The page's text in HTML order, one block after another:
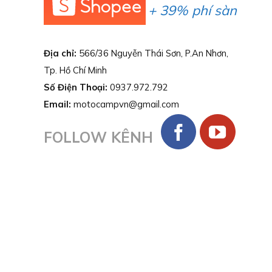
+ 39% phí sàn
Địa chỉ: 566/36 Nguyễn Thái Sơn, P.An Nhơn,
Tp. Hồ Chí Minh
Số Điện Thoại: 0937.972.792
Email: motocampvn@gmail.com
FOLLOW KÊNH